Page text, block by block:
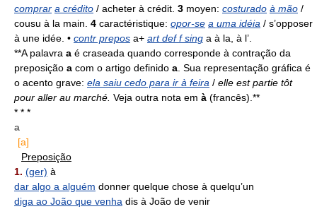
comprar a crédito / acheter à crédit. 3 moyen: costurado à mão /
cousu à la main. 4 caractéristique: opor-se a uma idéia / s’opposer
à une idée. • contr prepos a+ art def f sing a à la, à l’.
**A palavra a é craseada quando corresponde à contração da
preposição a com o artigo definido a . Sua representação gráfica é
o acento grave: ela saiu cedo para ir à feira / elle est partie tôt
pour aller au marché. Veja outra nota em à (francês).**
* * *
a
[a]
Preposição
1. (ger) à
dar algo a alguém donner quelque chose à quelqu’un
diga ao João que venha dis à João de venir